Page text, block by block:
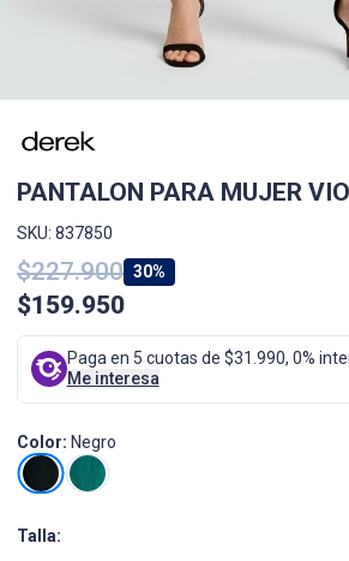
PANTALON PARA MUJER
SKU: 837850
$227.900 30%
$159.950
Paga en 5 cuotas de $31.990, 0%
Me interesa
Color: Negro
Talla: